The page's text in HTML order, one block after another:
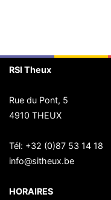
RSI Theux
Rue du Pont, 5
4910 THEUX
Tél: +32 (0)87 53 14 18
info@sitheux.be
HORAIRES